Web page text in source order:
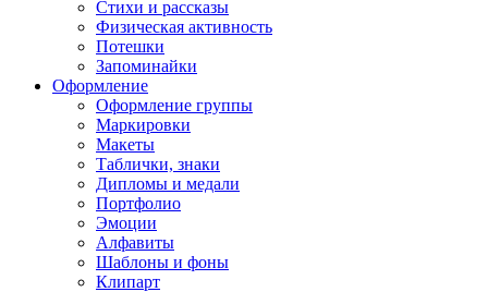
Стихи и рассказы
Физическая активность
Потешки
Запоминайки
Оформление
Оформление группы
Маркировки
Макеты
Таблички, знаки
Дипломы и медали
Портфолио
Эмоции
Алфавиты
Шаблоны и фоны
Клипарт